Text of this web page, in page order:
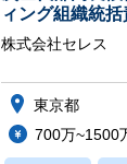
ィング組織統括
株式会社セレス
東京都
700万~1500